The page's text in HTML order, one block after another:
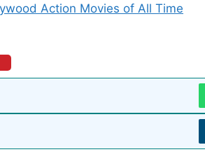
Action Movies of All Time